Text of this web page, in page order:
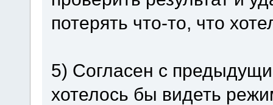
потерять что-то, что
5) Согласен с
хотелось бы видеть